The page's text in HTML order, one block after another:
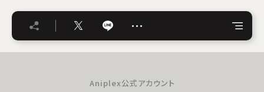
…
Aniplex公式アカウント